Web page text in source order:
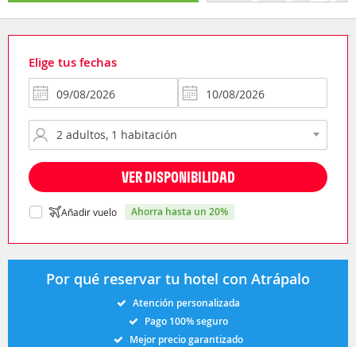
Elige tus fechas
VER DISPONIBILIDAD
Añadir vuelo ahorra hasta un 20%
Por qué reservar tu hotel con Atrápalo
Atención personalizada
Pago 100% seguro
Mejor precio garantizado